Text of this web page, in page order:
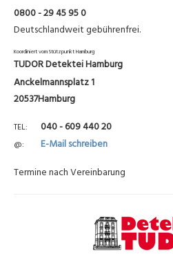
0800 - 29 45 95 0
Deutschlandweit gebührenfrei.
Koordiniert vom Stützpunkt Hamburg
TUDOR Detektei Hamburg
Anckelmannsplatz 1
20537Hamburg
TEL 040 - 609 440 20
@
E-Mail schreiben
Termine nach Vereinbarung